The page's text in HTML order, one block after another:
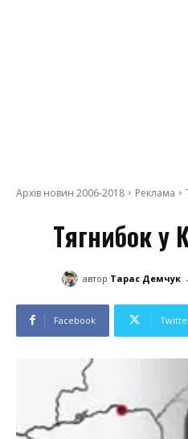
Архів новин 2006-2018 Реклама
Тягнибок у
автор Тарас Демчук
Facebook